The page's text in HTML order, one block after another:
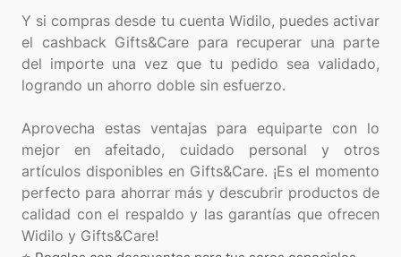
Y si compras desde tu cuenta Widilo, puedes activar
el cashback Gifts&Care para recuperar una parte
del importe una vez que tu pedido sea validado,
logrando un ahorro doble sin esfuerzo.
Aprovecha estas ventajas para equiparte con lo
mejor en afeitado, cuidado personal y otros
artículos disponibles en Gifts&Care. ¡Es el momento
perfecto para ahorrar más y descubrir productos de
calidad con el respaldo y las garantías que ofrecen